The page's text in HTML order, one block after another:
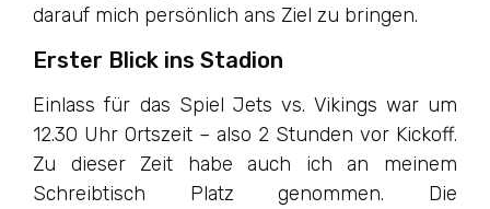
darauf mich persönlich ans Ziel zu bringen.
Erster Blick ins Stadion
Einlass für das Spiel Jets vs. Vikings war um
12.30 Uhr Ortszeit – also 2 Stunden vor Kickoff.
Zu dieser Zeit habe auch ich an meinem
Schreibtisch Platz genommen. Die